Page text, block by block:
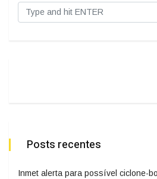
Posts recentes
Inmet alerta para possível ciclone-